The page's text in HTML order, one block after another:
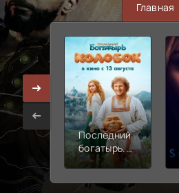
Главная
Последний
богатырь.
Колобок